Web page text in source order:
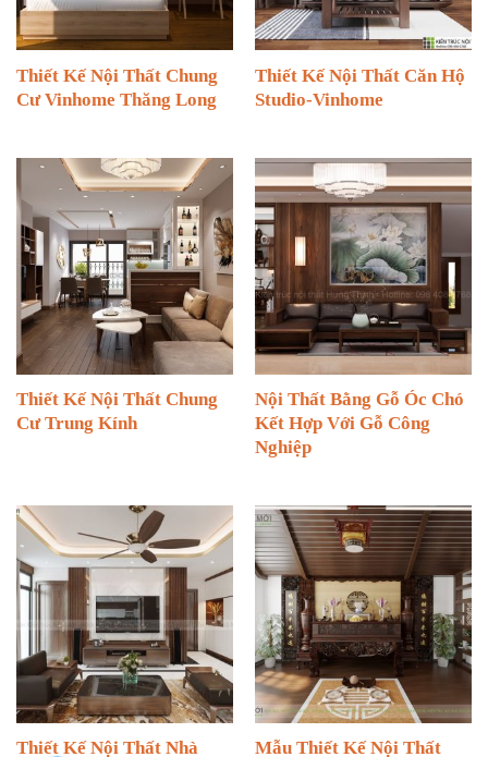
Thiết Kế Nội Thất Chung
Cư Vinhome Thăng Long
Thiết Kế Nội Thất Căn Hộ
Studio-Vinhome
Thiết Kế Nội Thất Chung
Cư Trung Kính
Nội Thất Bằng Gỗ Óc Chó
Kết Hợp Với Gỗ Công
Nghiệp
Thiết Kế Nội Thất Nhà Mẫu Thiết Kế Nội Thất